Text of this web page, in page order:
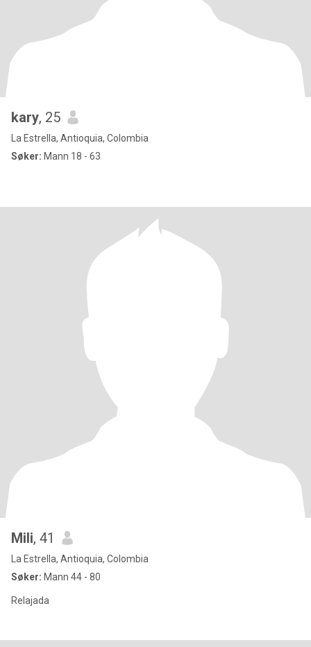
kary, 25
La Estrella, Antioquia, Colombia
Søker: Mann 18 - 63
Mili, 41
La Estrella, Antioquia, Colombia
Søker: Mann 44 - 80
Relajada